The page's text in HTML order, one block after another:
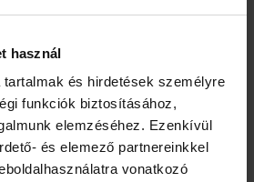
használ
és hirdetések személyre
funkciók biztosításához,
elemzéséhez. Ezenkívül
és elemező partnereinkkel
vonatkozó